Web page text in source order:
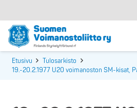
Etusivu
Tulosarkisto
19.-20.2.1977 U20 voimanoston SM-kisat,